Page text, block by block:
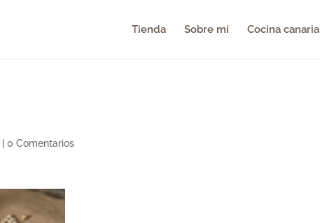
Tienda Sobre mí Cocina canaria
|0 Comentarios